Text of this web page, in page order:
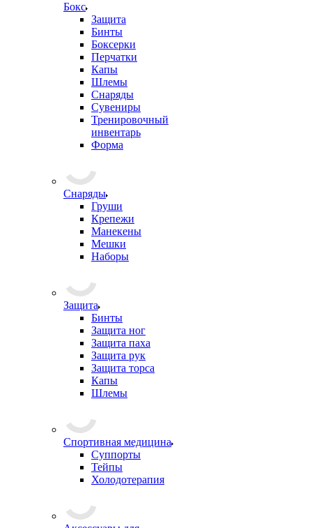
Бокс
Защита
Бинты
Боксерки
Перчатки
Капы
Шлемы
Снаряды
Сувениры
Тренировочный
инвентарь
Форма
Снаряды
Груши
Крепежи
Манекены
Мешки
Наборы
Защита
Бинты
Защита ног
Защита паха
Защита рук
Защита торса
Капы
Шлемы
Спортивная медицина
Суппорты
Тейпы
Холодотерапия